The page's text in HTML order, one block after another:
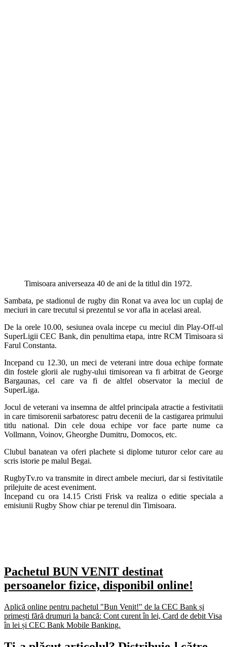
Timisoara aniverseaza 40 de ani de la titlul din 1972.
Sambata, pe stadionul de rugby din Ronat va avea loc un cuplaj de
meciuri in care trecutul si prezentul se vor afla in acelasi areal.
De la orele 10.00, sesiunea ovala incepe cu meciul din Play-Off-ul
SuperLigii CEC Bank, din penultima etapa, intre RCM Timisoara si
Farul Constanta.
Incepand cu 12.30, un meci de veterani intre doua echipe formate
din fostele glorii ale rugby-ului timisorean va fi arbitrat de George
Bargaunas, cel care va fi de altfel observator la meciul de
SuperLiga.
Jocul de veterani va insemna de altfel principala atractie a festivitatii
in care timisorenii sarbatoresc patru decenii de la castigarea primului
titlu national. Din cele doua echipe vor face parte nume ca
Vollmann, Voinov, Gheorghe Dumitru, Domocos, etc.
Clubul banatean va oferi plachete si diplome tuturor celor care au
scris istorie pe malul Begai.
RugbyTv.ro va transmite in direct ambele meciuri, dar si festivitatile
prilejuite de acest eveniment.
Incepand cu ora 14.15 Cristi Frisk va realiza o editie speciala a
emisiunii Rugby Show chiar pe terenul din Timisoara.
Pachetul BUN VENIT destinat
persoanelor fizice, disponibil online!
Aplică online pentru pachetul "Bun Venit!" de la CEC Bank și
primești fără drumuri la bancă: Cont curent în lei, Card de debit Visa
în lei și CEC Bank Mobile Banking.​